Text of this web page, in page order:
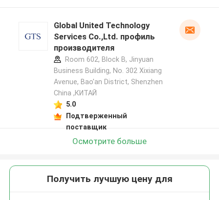
Global United Technology
Services Co.,Ltd. профиль
производителя
Room 602, Block B, Jinyuan
Business Building, No. 302 Xixiang
Avenue, Bao'an District, Shenzhen
China ,КИТАЙ
5.0
Подтверженный
поставщик
Осмотрите больше
Получить лучшую цену для